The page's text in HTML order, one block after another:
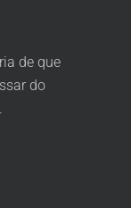
de que
do